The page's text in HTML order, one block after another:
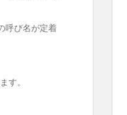
呼び名が定着
す。